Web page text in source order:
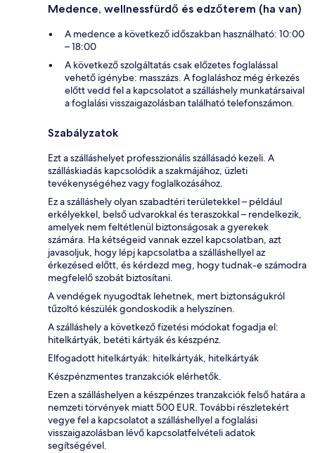
Medence, wellnessfürdő és edzőterem (ha van)
A medence a következő időszakban használható: 10:00
– 18:00
A következő szolgáltatás csak előzetes foglalással
vehető igénybe: masszázs. A foglaláshoz még érkezés
előtt vedd fel a kapcsolatot a szálláshely munkatársaival
a foglalási visszaigazolásban található telefonszámon.
Szabályzatok
Ezt a szálláshelyet professzionális szállásadó kezeli. A
szálláskiadás kapcsolódik a szakmájához, üzleti
tevékenységéhez vagy foglalkozásához.
Ez a szálláshely olyan szabadtéri területekkel – például
erkélyekkel, belső udvarokkal és teraszokkal – rendelkezik,
amelyek nem feltétlenül biztonságosak a gyerekek
számára. Ha kétségeid vannak ezzel kapcsolatban, azt
javasoljuk, hogy lépj kapcsolatba a szálláshellyel az
érkezésed előtt, és kérdezd meg, hogy tudnak-e számodra
megfelelő szobát biztosítani.
A vendégek nyugodtak lehetnek, mert biztonságukról
tűzoltó készülék gondoskodik a helyszínen.
A szálláshely a következő fizetési módokat fogadja el:
hitelkártyák, betéti kártyák és készpénz.
Elfogadott hitelkártyák: hitelkártyák, hitelkártyák
Készpénzmentes tranzakciók elérhetők.
Ezen a szálláshelyen a készpénzes tranzakciók felső határa a
nemzeti törvények miatt 500 EUR. További részletekért
vegye fel a kapcsolatot a szálláshellyel a foglalási
visszaigazolásban lévő kapcsolatfelvételi adatok
segítségével.